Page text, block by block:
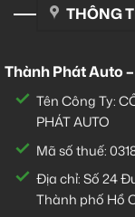
THÔNG
Thành Phát Auto
Tên Công Ty:
PHÁT AUTO
Mã số thuế:
Địa chỉ: Số 24
Thành phố Hồ